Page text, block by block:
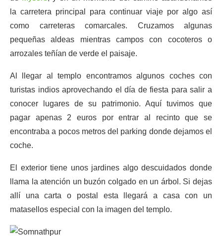
la carretera principal para continuar viaje por algo así
como carreteras comarcales. Cruzamos algunas
pequeñas aldeas mientras campos con cocoteros o
arrozales teñían de verde el paisaje.
Al llegar al templo encontramos algunos coches con
turistas indios aprovechando el día de fiesta para salir a
conocer lugares de su patrimonio. Aquí tuvimos que
pagar apenas 2 euros por entrar al recinto que se
encontraba a pocos metros del parking donde dejamos el
coche.
El exterior tiene unos jardines algo descuidados donde
llama la atención un buzón colgado en un árbol. Si dejas
allí una carta o postal esta llegará a casa con un
matasellos especial con la imagen del templo.